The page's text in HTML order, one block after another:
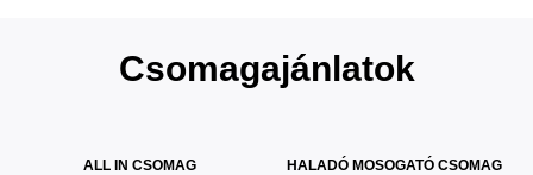
Csomagajánlatok
ALL IN CSOMAG HALADÓ MOSOGATÓ CSOMAG